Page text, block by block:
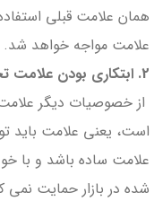
همان علامت قبلی
علامت مواجه خواهد شد.
2. ابتکاری بودن علامت تجاری :
از خصوصیات دیگر
است، یعنی علامت باید
علامت ساده باشد و با
شده در بازار حمایت